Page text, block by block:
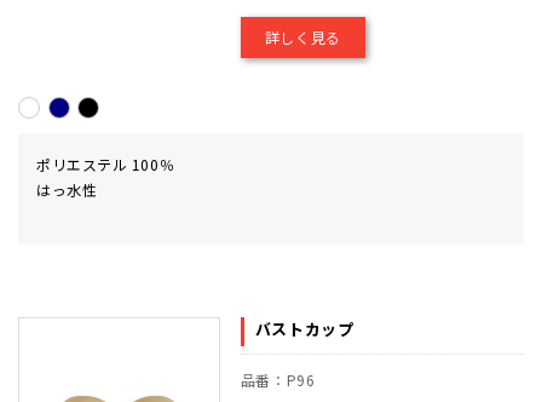
詳しく見る
ポリエステル 100％
はっ水性
バストカップ
品番：P96